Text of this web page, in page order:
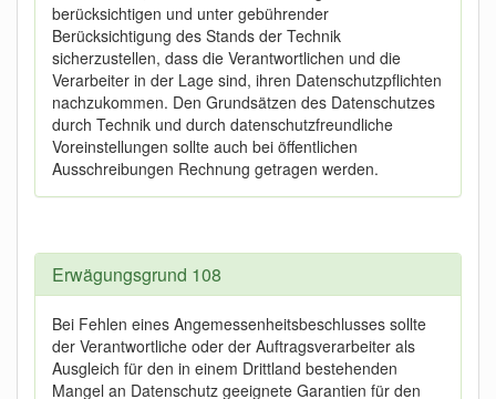
berücksichtigen und unter gebührender
Berücksichtigung des Stands der Technik
sicherzustellen, dass die Verantwortlichen und die
Verarbeiter in der Lage sind, ihren Datenschutzpflichten
nachzukommen. Den Grundsätzen des Datenschutzes
durch Technik und durch datenschutzfreundliche
Voreinstellungen sollte auch bei öffentlichen
Ausschreibungen Rechnung getragen werden.
Erwägungsgrund 108
Bei Fehlen eines Angemessenheitsbeschlusses sollte
der Verantwortliche oder der Auftragsverarbeiter als
Ausgleich für den in einem Drittland bestehenden
Mangel an Datenschutz geeignete Garantien für den